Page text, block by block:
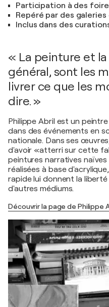
Participation à des
Repéré par des galeries
Inclus dans des
« La peinture et
général, sont les
livrer ce que les
dire. »
Philippe Abril est un
dans des événements en
nationale. Dans ses
d'avoir «atterri sur cette
peintures narratives
réalisées à base
rapide lui donnent la
d'autres médiums.
Découvrir la page de Philippe